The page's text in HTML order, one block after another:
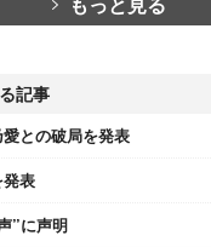
記事
との破局を発表
表
”に声明